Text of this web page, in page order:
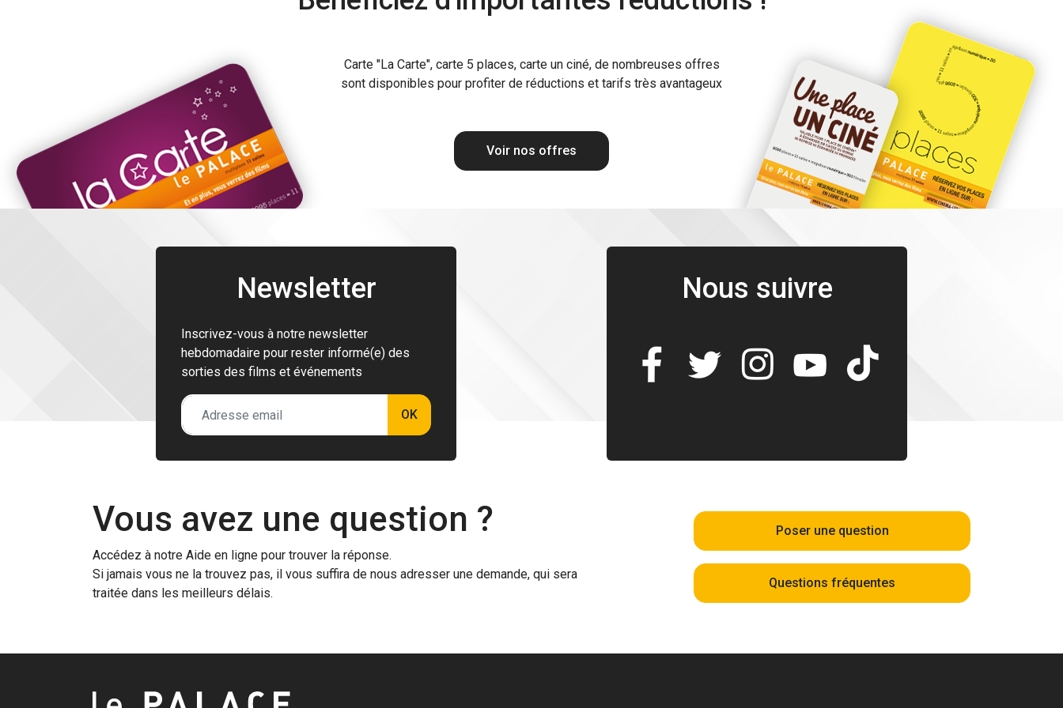
Carte "La Carte", carte 5 places, carte un ciné, de nombreuses offres
sont disponibles pour profiter de réductions et tarifs très avantageux
Voir nos offres
Newsletter
Inscrivez-vous à notre newsletter
hebdomadaire pour rester informé(e) des
sorties des films et événements
OK
Nous suivre
Vous avez une question ?
Accédez à notre Aide en ligne pour trouver la réponse.
Si jamais vous ne la trouvez pas, il vous suffira de nous adresser une demande, qui sera
traitée dans les meilleurs délais.
Poser une question
Questions fréquentes